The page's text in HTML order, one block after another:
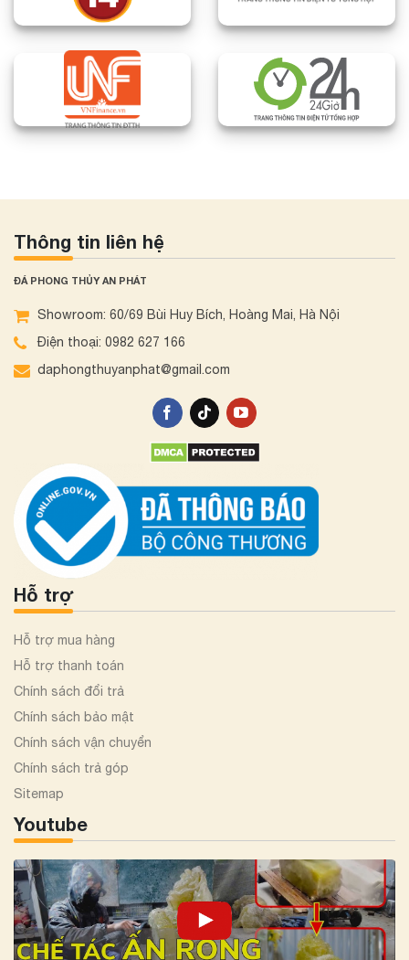
Thông tin liên hệ
ĐÁ PHONG THỦY AN PHÁT
Showroom: 60/69 Bùi Huy Bích, Hoàng Mai, Hà Nội
Điện thoại: 0982 627 166
daphongthuyanphat@gmail.com
Hỗ trợ
Hỗ trợ mua hàng
Hỗ trợ thanh toán
Chính sách đổi trả
Chính sách bảo mật
Chính sách vận chuyển
Chính sách trả góp
Sitemap
Youtube